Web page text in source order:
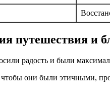
путешествия и
радость и были
они были этичными,